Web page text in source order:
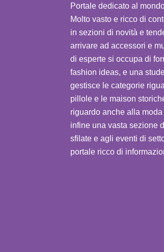
Portale dedicato al
Molto vasto e ricco di
in sezioni di novità e
arrivare ad accessori e
di esperte si occupa di
fashion ideas, e una
gestisce le categorie
pillole e le maison
riguardo anche alla
infine una vasta sezione
sfilate e agli eventi di
portale ricco di